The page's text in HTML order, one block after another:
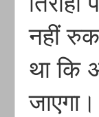
नहीं
था कि
जाएगा।